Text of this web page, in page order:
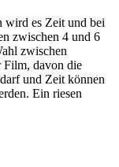
wird es Zeit und bei
zwischen 4 und 6
zwischen
Film, davon die
und Zeit können
Ein riesen